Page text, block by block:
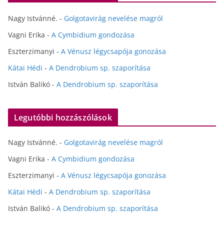
Nagy Istvánné. - Golgotavirág nevelése magról
Vagni Erika - A Cymbidium gondozása
Eszterzimanyi - A Vénusz légycsapója gonozása
Kátai Hédi - A Dendrobium sp. szaporítása
István Balikó - A Dendrobium sp. szaporítása
Legutóbbi hozzászólások
Nagy Istvánné. - Golgotavirág nevelése magról
Vagni Erika - A Cymbidium gondozása
Eszterzimanyi - A Vénusz légycsapója gonozása
Kátai Hédi - A Dendrobium sp. szaporítása
István Balikó - A Dendrobium sp. szaporítása